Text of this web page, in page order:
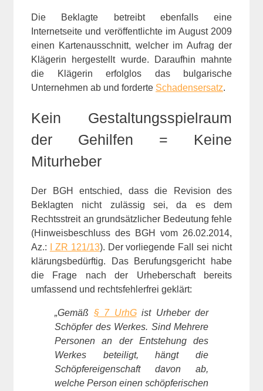
Die Beklagte betreibt ebenfalls eine
Internetseite und veröffentlichte im August 2009
einen Kartenausschnitt, welcher im Aufrag der
Klägerin hergestellt wurde. Daraufhin mahnte
die Klägerin erfolglos das bulgarische
Unternehmen ab und forderte Schadensersatz.
Kein Gestaltungsspielraum
der Gehilfen = Keine
Miturheber
Der BGH entschied, dass die Revision des
Beklagten nicht zulässig sei, da es dem
Rechtsstreit an grundsätzlicher Bedeutung fehle
(Hinweisbeschluss des BGH vom 26.02.2014,
Az.:
I ZR 121/13). Der vorliegende Fall sei nicht
klärungsbedürftig. Das Berufungsgericht habe
die Frage nach der Urheberschaft bereits
umfassend und rechtsfehlerfrei geklärt:
„Gemäß § 7 UrhGist Urheber der
Schöpfer des Werkes. Sind Mehrere
Personen an der Entstehung des
Werkes beteiligt, hängt die
Schöpfereigenschaft davon ab,
welche Person einen schöpferischen